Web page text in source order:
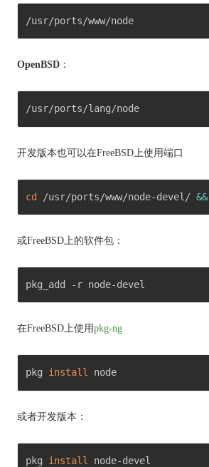
/usr/ports/www/node
OpenBSD ：
/usr/ports/lang/node
开发版本也可以在FreeBSD上使用端口
cd /usr/ports/www/node-devel/ &&
或FreeBSD上的软件包：
pkg_add -r node-devel
在FreeBSD上使用pkg-ng
pkg install node
或者开发版本：
pkg install node-devel